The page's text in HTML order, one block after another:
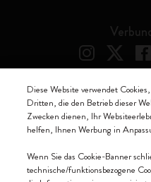
Moleskine ® ist ein
socio unico
Italia - P. IVA / CCIAA n.
Soc. €2.181.513,42
Diese Website verwendet
Dritten, die den Betrieb dieser
Zwecken dienen, Ihr
helfen, Ihnen Werbung in
Wenn Sie das Cookie-Banner
technische/funktionsbezogene